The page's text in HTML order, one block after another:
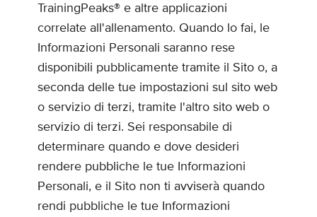
TrainingPeaks® e altre applicazioni
correlate all'allenamento. Quando lo fai, le
Informazioni Personali saranno rese
disponibili pubblicamente tramite il Sito o, a
seconda delle tue impostazioni sul sito web
o servizio di terzi, tramite l'altro sito web o
servizio di terzi. Sei responsabile di
determinare quando e dove desideri
rendere pubbliche le tue Informazioni
Personali, e il Sito non ti avviserà quando
rendi pubbliche le tue Informazioni